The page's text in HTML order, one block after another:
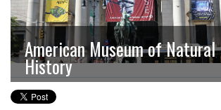
American Museum of Natural
History